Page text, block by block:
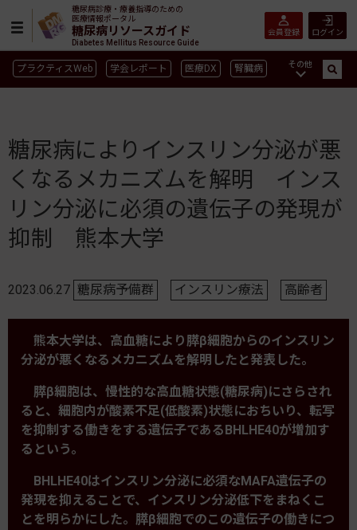
糖尿病診療・療養指導のための
医療情報ポータル
糖尿病リソースガイド
Diabetes Mellitus Resource Guide
ログイン
会員登録
プラクティスWeb 学会レポート 医療DX 腎臓病
インスリン製剤 薬物療法 食事療法 運動療法
合併症 ガイドライン
その他
糖尿病によりインスリン分泌が悪
くなるメカニズムを解明 インス
リン分泌に必須の遺伝子の発現が
抑制 熊本大学
2023.06.27 糖尿病予備群 インスリン療法 高齢者
熊本大学は、高血糖により膵β細胞からのインスリン
分泌が悪くなるメカニズムを解明したと発表した。
膵β細胞は、慢性的な高血糖状態(糖尿病)にさらされ
ると、細胞内が酸素不足(低酸素)状態におちいり、転写
を抑制する働きをする遺伝子であるBHLHE40が増加す
るという。
BHLHE40はインスリン分泌に必須なMAFA遺伝子の
発現を抑えることで、インスリン分泌低下をまねくこ
とを明らかにした。膵β細胞でのこの遺伝子の働きにつ